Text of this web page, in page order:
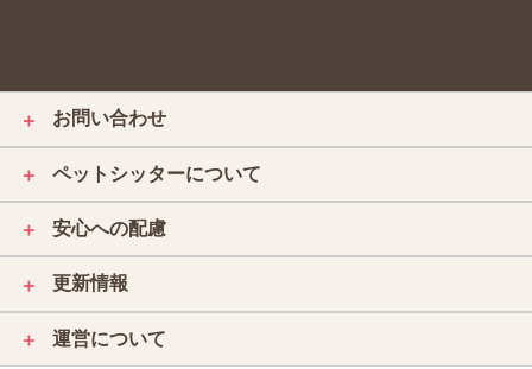
＋ お問い合わせ
＋ ペットシッターについて
＋ 安心への配慮
＋ 更新情報
＋ 運営について